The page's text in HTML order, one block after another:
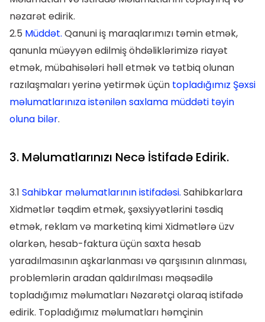
nəzarət edirik.
2.5 Müddət. Qanuni iş maraqlarımızı təmin etmək,
qanunla müəyyən edilmiş öhdəliklərimizə riayət
etmək, mübahisələri həll etmək və tətbiq olunan
razılaşmaları yerinə yetirmək üçün topladığımız Şəxsi
məlumatlarınıza istənilən saxlama müddəti təyin
oluna bilər.
3. Məlumatlarınızı Necə İstifadə Edirik.
3.1 Sahibkar məlumatlarının istifadəsi. Sahibkarlara
Xidmətlər təqdim etmək, şəxsiyyətlərini təsdiq
etmək, reklam və marketinq kimi Xidmətlərə üzv
olarkən, hesab-faktura üçün saxta hesab
yaradılmasının aşkarlanması və qarşısının alınması,
problemlərin aradan qaldırılması məqsədilə
topladığımız məlumatları Nəzarətçi olaraq istifadə
edirik. Topladığımız məlumatları həmçinin